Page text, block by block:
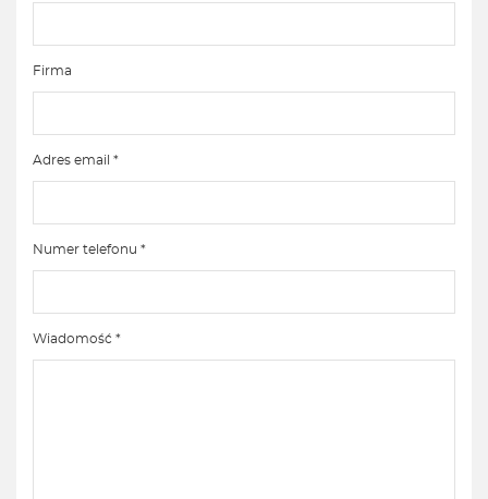
Firma
Adres email *
Numer telefonu *
Wiadomość *